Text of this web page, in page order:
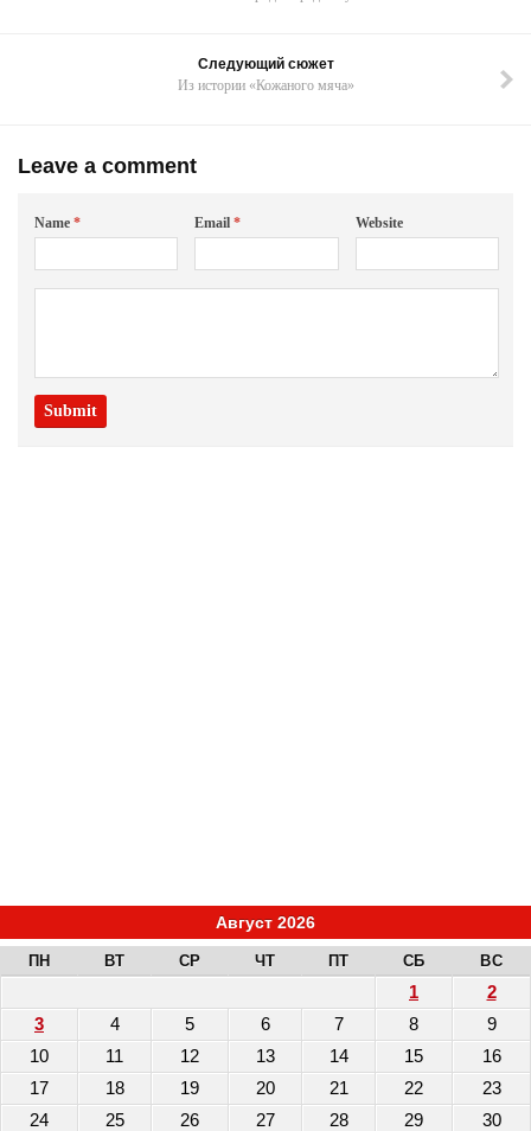
Следующий сюжет
Из истории «Кожаного мяча»
Leave a comment
Name * Email* Website
Август 2026
ПН ВТ СР ЧТ ПТ СБ ВС
1
2
3
4 5 6 7 8
9
10
11 12 13 14 15
16
17
18 19 20 21 22
23
24
25 26 27 28 29
30